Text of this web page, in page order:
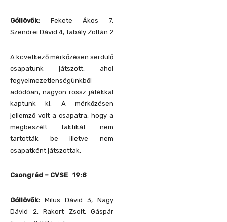
Góllövők: Fekete Ákos 7,
Szendrei Dávid 4, Tabály Zoltán 2
A következő mérkőzésen serdülő
csapatunk játszott, ahol
fegyelmezetlenségünkből
adódóan, nagyon rossz játékkal
kaptunk ki. A mérkőzésen
jellemző volt a csapatra, hogy a
megbeszélt taktikát nem
tartották be illetve nem
csapatként játszottak.
Csongrád – CVSE 19:8
Góllövők: Milus Dávid 3, Nagy
Dávid 2, Rakort Zsolt, Gáspár